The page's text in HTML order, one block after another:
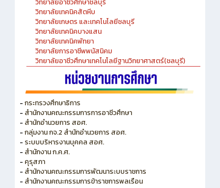
วิทยาลัยเทคนิคชลบุรี
วิทยาลัยอาชีวศึกษาชลบุรี
วิทยาลัยเทคนิคสัตหีบ
วิทยาลัยเกษตร และเทคโนโลยีชลบุรี
วิทยาลัยเทคนิคบางแสน
วิทยาลัยเทคนิคพัทยา
วิทยาลัยการอาชีพพนัสนิคม
วิทยาลัยอาชีวศึกษาเทคโนโลยีฐานวิทยาศาสตร์(ชลบุรี)
- กระทรวงศึกษาธิการ
- สำนักงานคณะกรรมการการอาชีวศึกษา
- สำนักอำนวยการ สอศ.
- กลุ่มงาน กจ.2 สำนักอำนวยการ สอศ.
- ระบบบริหารงานบุคคล สอศ.
- สำนักงาน ก.ค.ศ.
- คุรุสภา
- สำนักงานคณะกรรมการพัฒนาระบบราชการ